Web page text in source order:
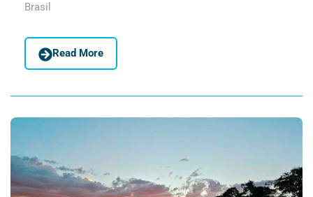
Brasil
Read More